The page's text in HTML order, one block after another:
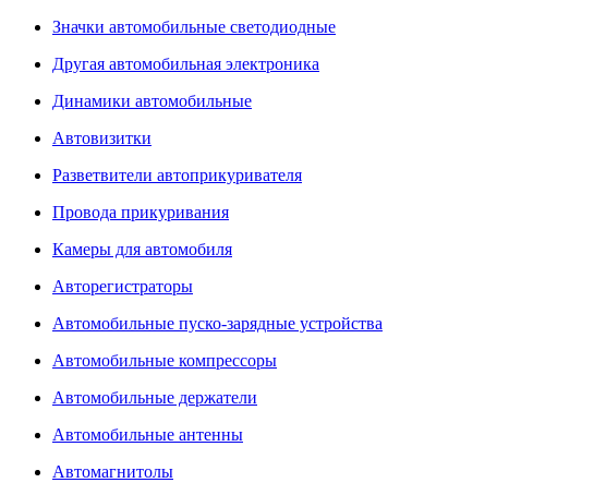
Значки автомобильные светодиодные
Другая автомобильная электроника
Динамики автомобильные
Автовизитки
Разветвители автоприкуривателя
Провода прикуривания
Камеры для автомобиля
Авторегистраторы
Автомобильные пуско-зарядные устройства
Автомобильные компрессоры
Автомобильные держатели
Автомобильные антенны
Автомагнитолы